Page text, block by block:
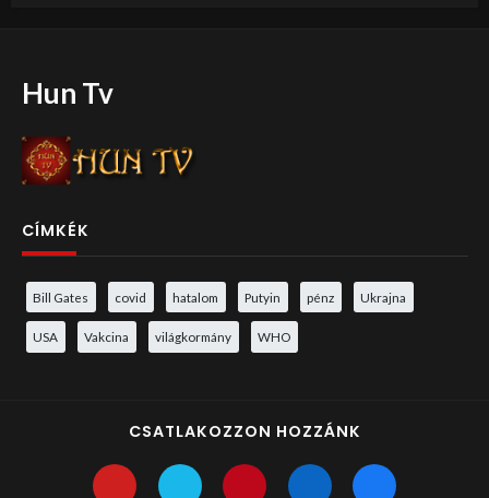
Hun Tv
CÍMKÉK
Bill Gates covid hatalom Putyin pénz Ukrajna
USA Vakcina világkormány WHO
CSATLAKOZZON HOZZÁNK